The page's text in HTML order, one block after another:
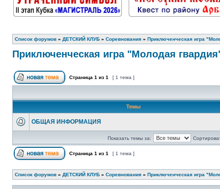
Список форумов » ДЕТСКИЙ КЛУБ » Соревнования » Приключенческая игра
Приключенческая игра "Молодая
Страница 1 из 1 [ 1 тема ]
Темы
ОБЩАЯ ИНФОРМАЦИЯ
Показать темы за:
Страница 1 из 1 [ 1 тема ]
Список форумов » ДЕТСКИЙ КЛУБ » Соревнования » Приключенческая игра